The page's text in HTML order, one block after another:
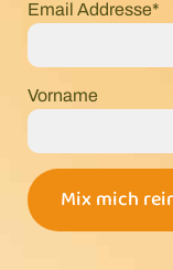
Email Addresse*
Vorname